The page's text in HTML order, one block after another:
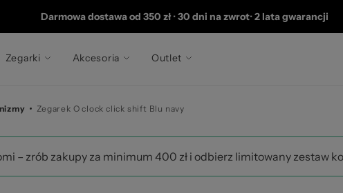
Darmowa dostawa od 350 zł •30 dni na zwrot•2 lata gwarancji
Zegarki Akcesoria Outlet
Zegarek O clock click shift Blu navy
– zrób zakupy za minimum 400 zł i odbierz limitowany zestaw